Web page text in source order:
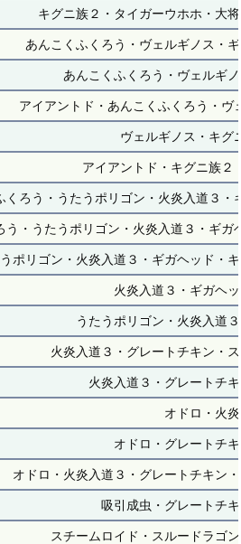
キグニ族２・タイガーウホホ・大
あんこくふくろう・ヴェルギノス・
あんこくふくろう・ヴェルギ
アイアントド・あんこくふくろう・
ヴェルギノス・キグ
アイアントド・キグニ族２
くろう・うたうポリゴン・火炎入道３
う・うたうポリゴン・火炎入道３・ギ
ポリゴン・火炎入道３・ギガヘッド・
火炎入道３・ギガヘ
うたうポリゴン・火炎入道
火炎入道３・グレートチキン・
火炎入道３・グレートチ
オドロ・火
オドロ・グレートチ
オドロ・火炎入道３・グレートチキン
吸引成虫・グレートチ
スチームロイド・スルードラゴ